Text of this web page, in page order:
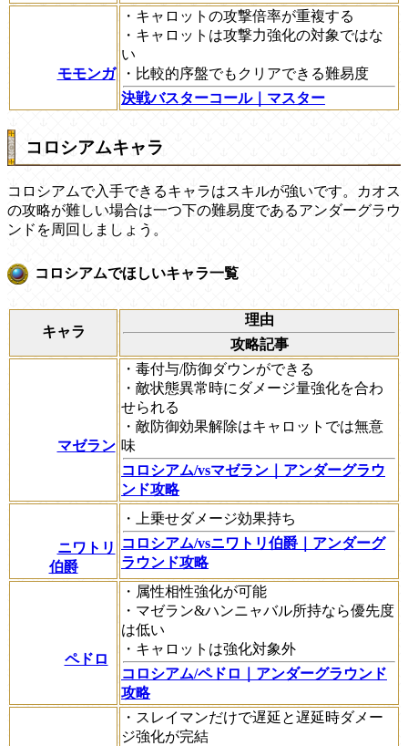
モモンガ
・キャロットの攻撃倍率が重複する
・キャロットは攻撃力強化の対象ではな
い
・比較的序盤でもクリアできる難易度
決戦バスターコール｜マスター
コロシアムキャラ
コロシアムで入手できるキャラはスキルが強いです。カオス
の攻略が難しい場合は一つ下の難易度であるアンダーグラウ
ンドを周回しましょう。
コロシアムでほしいキャラ一覧
キャラ
理由
攻略記事
マゼラン
・毒付与/防御ダウンができる
・敵状態異常時にダメージ量強化を合わ
せられる
・敵防御効果解除はキャロットでは無意
味
コロシアム/vsマゼラン｜アンダーグラウ
ンド攻略
ニワトリ
伯爵
・上乗せダメージ効果持ち
コロシアム/vsニワトリ伯爵｜アンダーグ
ラウンド攻略
ペドロ
・属性相性強化が可能
・マゼラン&ハンニャバル所持なら優先度
は低い
・キャロットは強化対象外
コロシアム/ペドロ｜アンダーグラウンド
攻略
・スレイマンだけで遅延と遅延時ダメー
ジ強化が完結